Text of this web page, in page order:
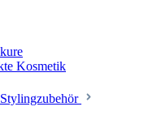
Kosmetik